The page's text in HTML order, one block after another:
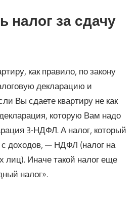
налог за сдачу
как правило, по закону
декларацию и
Вы сдаете квартиру не как
которую Вам надо
3-НДФЛ. А налог, который
доходов, — НДФЛ (налог на
лиц). Иначе такой налог еще
налог».